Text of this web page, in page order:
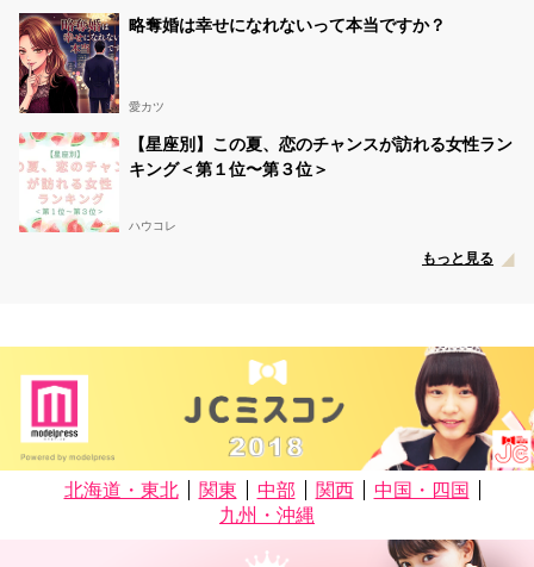
略奪婚は幸せになれないって本当ですか？
愛カツ
【星座別】この夏、恋のチャンスが訪れる女性ラン
キング＜第１位〜第３位＞
ハウコレ
もっと見る
北海道・東北 関東 中部 関西
中国・四国
九州・沖縄